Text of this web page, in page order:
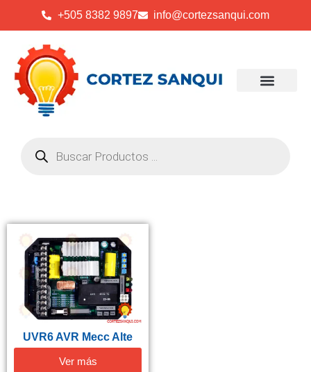
+505 8382 9897 info@cortezsanqui.com
UVR6 AVR Mecc Alte
Ver más